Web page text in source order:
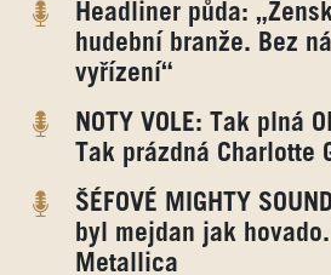
Headliner půda:
hudební branže. Bez
vyřízení“
NOTY VOLE: Tak plná
Tak prázdná Charlotte
ŠÉFOVÉ MIGHTY
byl mejdan jak
Metallica